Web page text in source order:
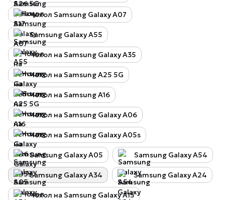
Чохол Samsung Galaxy A07
Samsung Galaxy A55
Чохол на Samsung Galaxy A35
Чохол на Samsung A25 5G
Чохол на Samsung A16
Чохол на Samsung Galaxy A06
Чохол на Samsung Galaxy A05s
Samsung Galaxy A05 Samsung Galaxy A54
Samsung Galaxy A34 Samsung Galaxy A24
Чохол на Samsung Galaxy A15